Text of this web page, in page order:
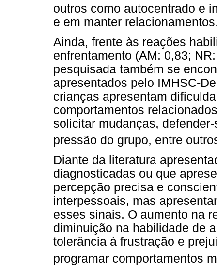
outros como autocentrado e
e em manter
Ainda, frente às reações
enfrentamento (AM: 0,83;
pesquisada também se
apresentados pelo IMHSC-
crianças apresentam
comportamentos
solicitar mudanças,
pressão do grupo, entre
Diante da literatura
diagnosticadas ou que
percepção precisa e
interpessoais, mas
esses sinais. O aumento na
diminuição na habilidade de
tolerância à frustração e
programar comportamentos